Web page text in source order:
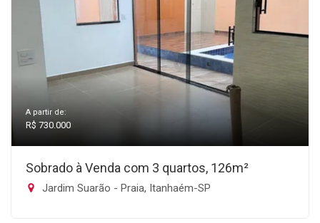
A partir de:
R$ 730.000
Sobrado à Venda com 3 quartos, 126m²
Jardim Suarão - Praia, Itanhaém-SP